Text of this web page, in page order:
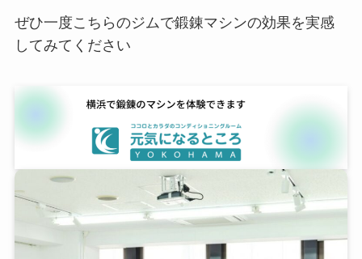
ぜひ一度こちらのジムで鍛錬マシンの効果を実感
してみてください